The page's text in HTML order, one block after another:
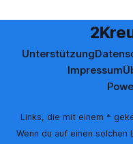
Unterstützung
Impressum
Links, die mit einem *
Wenn du auf einen